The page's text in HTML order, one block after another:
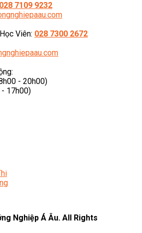
028 7109 9232
Viên: 028 7300 2672
- 20h00)
- 17h00)
Nghiệp Á Âu. All Rights